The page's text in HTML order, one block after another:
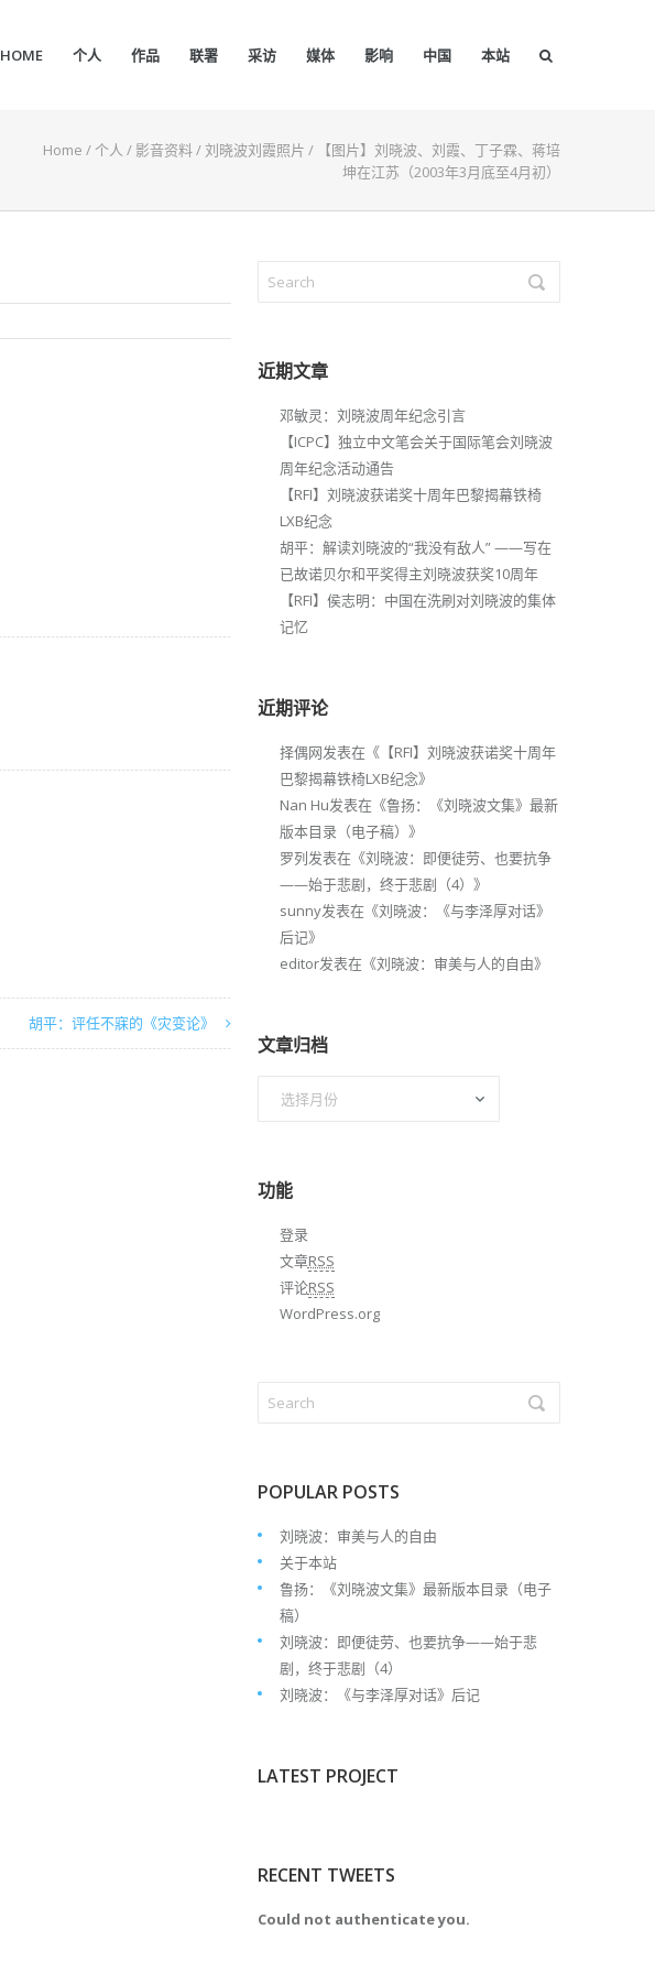
HOME 个人 作品 联署 采访 媒体 影响 中国 本站
Home /个人 / 影音资料/刘晓波刘霞照片 /
【图片】刘晓波、刘霞、丁子霖、蒋培
坤在江苏（2003年3月底至4月初）
胡平：评任不寐的《灾变论》
近期文章
邓敏灵：刘晓波周年纪念引言
【ICPC】独立中文笔会关于国际笔会刘晓波
周年纪念活动通告
【RFI】刘晓波获诺奖十周年巴黎揭幕铁椅
LXB纪念
胡平：解读刘晓波的“我没有敌人” ——写在
已故诺贝尔和平奖得主刘晓波获奖10周年
【RFI】侯志明：中国在洗刷对刘晓波的集体
记忆
近期评论
择偶网发表在《【RFI】刘晓波获诺奖十周年
巴黎揭幕铁椅LXB纪念》
Nan Hu发表在《鲁扬：《刘晓波文集》最新
版本目录（电子稿） 》
罗列发表在《刘晓波：即便徒劳、也要抗争
——始于悲剧，终于悲剧（4） 》
sunny发表在《刘晓波：《与李泽厚对话》
后记》
editor发表在《刘晓波：审美与人的自由》
文章归档
功能
登录
文章RSS
评论RSS
WordPress.org
POPULAR POSTS
刘晓波：审美与人的自由
关于本站
鲁扬：《刘晓波文集》最新版本目录（电子
稿）
刘晓波：即便徒劳、也要抗争——始于悲
剧，终于悲剧（4）
刘晓波：《与李泽厚对话》后记
LATEST PROJECT
RECENT TWEETS
Could not authenticate you.